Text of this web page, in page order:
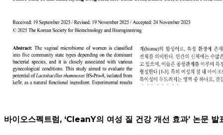
바이오스펙트럼, ‘CleanY의 여성 질 건강 개선 효과’ 논문 발